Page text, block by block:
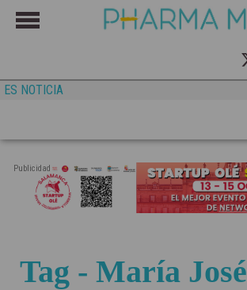
ES NOTICIA
Publicidad
Tag - María José